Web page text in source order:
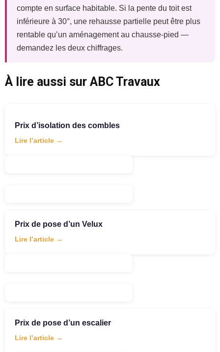
compte en surface habitable. Si la pente du toit est
inférieure à 30°, une rehausse partielle peut être plus
rentable qu’un aménagement au chausse-pied —
demandez les deux chiffrages.
À lire aussi sur ABC Travaux
Prix d’isolation des combles
Lire l’article →
Prix de pose d’un Velux
Lire l’article →
Prix de pose d’un escalier
Lire l’article →